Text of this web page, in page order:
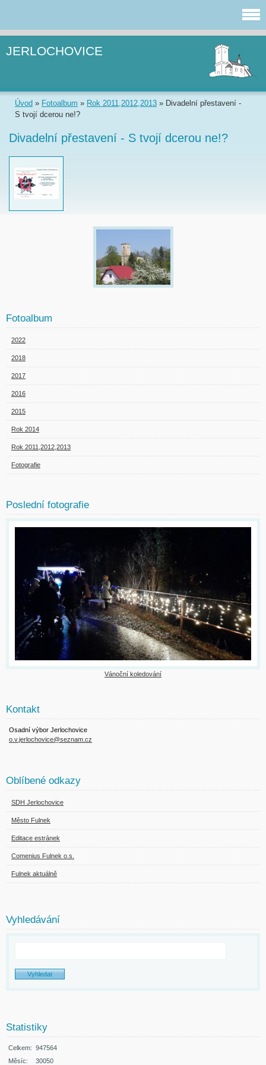
JERLOCHOVICE
Úvod » Fotoalbum » Rok 2011,2012,2013 » Divadelní přestavení -
S tvojí dcerou ne!?
Divadelní přestavení - S tvojí dcerou ne!?
Fotoalbum
2022
2018
2017
2016
2015
Rok 2014
Rok 2011,2012,2013
Fotografie
Poslední fotografie
Vánoční koledování
Kontakt
Osadní výbor Jerlochovice
o.v.jerlochovice@seznam.cz
Oblíbené odkazy
SDH Jerlochovice
Město Fulnek
Editace estránek
Comenius Fulnek o.s.
Fulnek aktuálně
Vyhledávání
Statistiky
Celkem: 947564
Měsíc:
30050